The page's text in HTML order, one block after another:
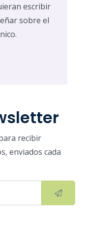
escribir
sobre el
recibir
enviados cada